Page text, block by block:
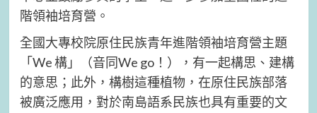
階領袖培育營。
全國大專校院原住民族青年進階領袖培育營主題
「We 構」（音同We go！），有一起構思、建構
的意思；此外，構樹這種植物，在原住民族部落
被廣泛應用，對於南島語系民族也具有重要的文